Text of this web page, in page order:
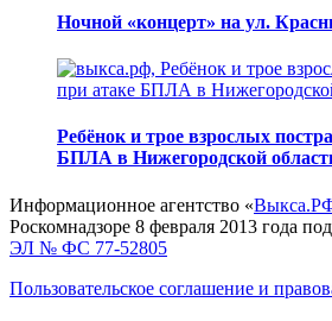
Ночной «концерт» на ул.
Ребёнок и трое взрослых
БПЛА в Нижегородской
Информационное агентство «
Роскомнадзоре 8 февраля 2013 года
ЭЛ № ФС 77-52805
Пользовательское соглашение и